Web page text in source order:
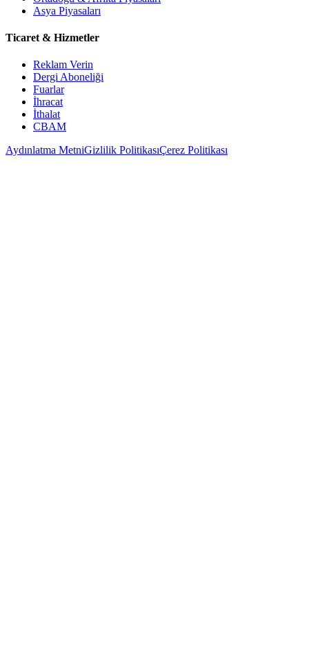
Asya Piyasaları
Ticaret & Hizmetler
Reklam Verin
Dergi Aboneliği
Fuarlar
İhracat
İthalat
CBAM
Aydınlatma MetniGizlilik PolitikasıÇerez Politikası